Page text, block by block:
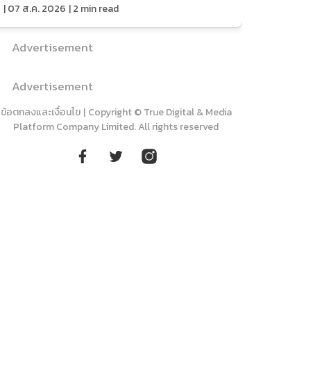
|07 ส.ค. 2026 |2 min read
Advertisement
Advertisement
ข้อตกลงและเงื่อนไข | Copyright © True Digital & Media
Platform Company Limited. All rights reserved